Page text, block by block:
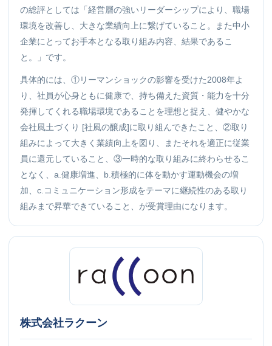
の総評としては「経営層の強いリーダーシップにより、職場
環境を改善し、大きな業績向上に繋げていること。また中小
企業にとってお手本となる取り組み内容、結果であるこ
と。」です。
具体的には、①リーマンショックの影響を受けた2008年よ
り、社員が心身ともに健康で、持ち備えた資質・能力を十分
発揮してくれる職場環境であることを理想と捉え、健やかな
会社風土づくり [社風の醸成]に取り組んできたこと、②取り
組みによって大きく業績向上を図り、またそれを適正に従業
員に還元していること、③一時的な取り組みに終わらせるこ
となく、a.健康増進、b.積極的に体を動かす運動機会の増
加、c.コミュニケーション形成をテーマに継続性のある取り
組みまで昇華できていること、が受賞理由になります。
株式会社ラクーン